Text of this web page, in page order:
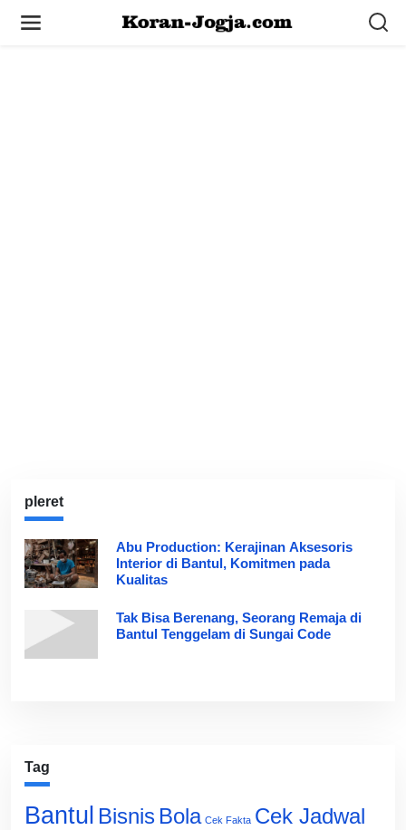
pleret
Abu Production: Kerajinan Aksesoris
Interior di Bantul, Komitmen pada
Kualitas
Tak Bisa Berenang, Seorang Remaja di
Bantul Tenggelam di Sungai Code
Tag
Bantul Bisnis Bola Cek Fakta Cek Jadwal